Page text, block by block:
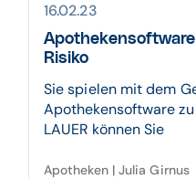
16.02.23
Risiko
Sie spielen mit dem
Apothekensoftware
LAUER können Sie
Apotheken | Julia Girnus